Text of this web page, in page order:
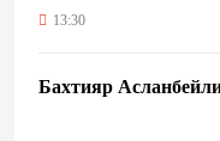
13:30
Бахтияр